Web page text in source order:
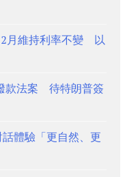
月維持利率不變 以
款法案 待特朗普簽
體驗「更自然、更